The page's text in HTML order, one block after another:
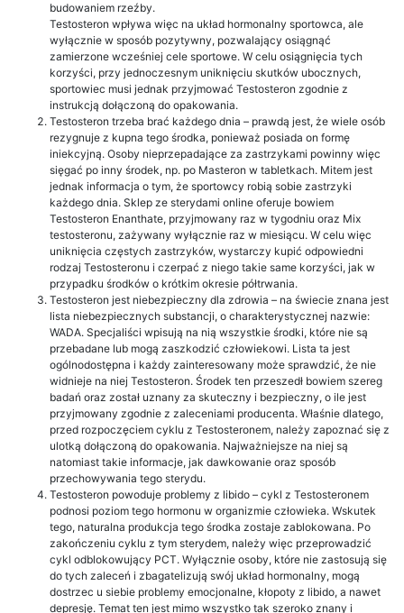
budowaniem rzeźby.
Testosteron wpływa więc na układ hormonalny sportowca, ale
wyłącznie w sposób pozytywny, pozwalający osiągnąć
zamierzone wcześniej cele sportowe. W celu osiągnięcia tych
korzyści, przy jednoczesnym uniknięciu skutków ubocznych,
sportowiec musi jednak przyjmować Testosteron zgodnie z
instrukcją dołączoną do opakowania.
Testosteron trzeba brać każdego dnia – prawdą jest, że wiele osób
rezygnuje z kupna tego środka, ponieważ posiada on formę
iniekcyjną. Osoby nieprzepadające za zastrzykami powinny więc
sięgać po inny środek, np. po Masteron w tabletkach. Mitem jest
jednak informacja o tym, że sportowcy robią sobie zastrzyki
każdego dnia. Sklep ze sterydami online oferuje bowiem
Testosteron Enanthate, przyjmowany raz w tygodniu oraz Mix
testosteronu, zażywany wyłącznie raz w miesiącu. W celu więc
uniknięcia częstych zastrzyków, wystarczy kupić odpowiedni
rodzaj Testosteronu i czerpać z niego takie same korzyści, jak w
przypadku środków o krótkim okresie półtrwania.
Testosteron jest niebezpieczny dla zdrowia – na świecie znana jest
lista niebezpiecznych substancji, o charakterystycznej nazwie:
WADA. Specjaliści wpisują na nią wszystkie środki, które nie są
przebadane lub mogą zaszkodzić człowiekowi. Lista ta jest
ogólnodostępna i każdy zainteresowany może sprawdzić, że nie
widnieje na niej Testosteron. Środek ten przeszedł bowiem szereg
badań oraz został uznany za skuteczny i bezpieczny, o ile jest
przyjmowany zgodnie z zaleceniami producenta. Właśnie dlatego,
przed rozpoczęciem cyklu z Testosteronem, należy zapoznać się z
ulotką dołączoną do opakowania. Najważniejsze na niej są
natomiast takie informacje, jak dawkowanie oraz sposób
przechowywania tego sterydu.
Testosteron powoduje problemy z libido – cykl z Testosteronem
podnosi poziom tego hormonu w organizmie człowieka. Wskutek
tego, naturalna produkcja tego środka zostaje zablokowana. Po
zakończeniu cyklu z tym sterydem, należy więc przeprowadzić
cykl odblokowujący PCT. Wyłącznie osoby, które nie zastosują się
do tych zaleceń i zbagatelizują swój układ hormonalny, mogą
dostrzec u siebie problemy emocjonalne, kłopoty z libido, a nawet
depresję. Temat ten jest mimo wszystko tak szeroko znany i